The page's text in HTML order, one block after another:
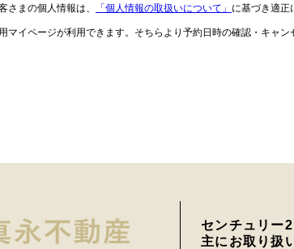
まの個人情報は、 「個人情報の取扱いについて」 に基づき適正
マイページが利用できます。そちらより予約日時の確認・キャン
センチュリー
主にお取り扱